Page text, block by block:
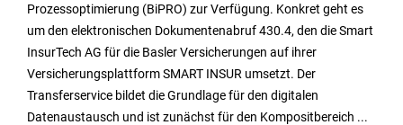
Prozessoptimierung (BiPRO) zur Verfügung. Konkret geht es
um den elektronischen Dokumentenabruf 430.4, den die Smart
InsurTech AG für die Basler Versicherungen auf ihrer
Versicherungsplattform SMART INSUR umsetzt. Der
Transferservice bildet die Grundlage für den digitalen
Datenaustausch und ist zunächst für den Kompositbereich ...